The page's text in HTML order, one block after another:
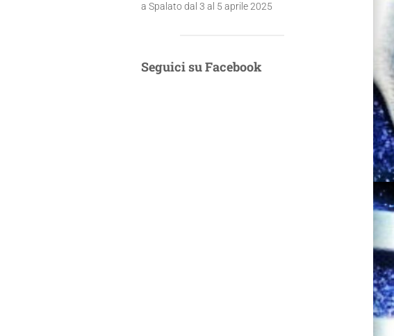
a Spalato dal 3 al 5 aprile 2025
Seguici su Facebook